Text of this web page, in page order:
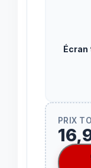
Écran
PRIX